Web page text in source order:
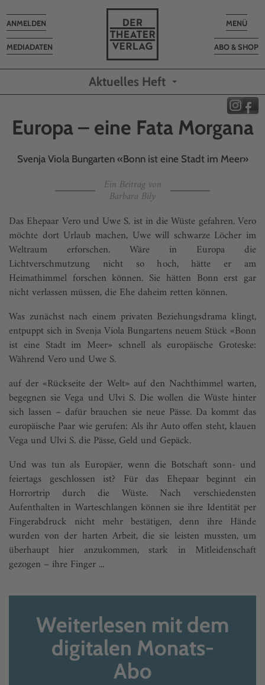
Toggle
MENÜ
ABO & SHOP
MEDIADATEN
Toggle
navigation
ANMELDEN
Aktuelles Heft
Europa – eine Fata Morgana
Svenja Viola Bungarten «Bonn ist eine Stadt im Meer»
Ein Beitrag von
Barbara Bily
Das Ehepaar Vero und Uwe S. ist in die Wüste gefahren. Vero
möchte dort Urlaub machen, Uwe will schwarze Löcher im
Weltraum erforschen. Wäre in Europa die
Lichtverschmutzung nicht so hoch, hätte er am
Heimathimmel forschen können. Sie hätten Bonn erst gar
nicht verlassen müssen, die Ehe daheim retten können.
Was zunächst nach einem privaten Beziehungsdrama klingt,
entpuppt sich in Svenja Viola Bungartens neuem Stück «Bonn
ist eine Stadt im Meer» schnell als europäische Groteske:
Während Vero und Uwe S.
auf der «Rückseite der Welt» auf den Nachthimmel warten,
begegnen sie Vega und Ulvi S. Die wollen die Wüste hinter
sich lassen – dafür brauchen sie neue Pässe. Da kommt das
europäische Paar wie gerufen: Als ihr Auto offen steht, klauen
Vega und Ulvi S. die Pässe, Geld und Gepäck.
Und was tun als Europäer, wenn die Botschaft sonn- und
feiertags geschlossen ist? Für das Ehepaar beginnt ein
Horrortrip durch die Wüste. Nach verschiedensten
Aufenthalten in Warteschlangen können sie ihre Identität per
Fingerabdruck nicht mehr bestätigen, denn ihre Hände
wurden von der harten Arbeit, die sie leisten mussten, um
überhaupt hier anzukommen, stark in Mitleidenschaft
gezogen – ihre Finger ...
Weiterlesen mit dem
digitalen Monats-
Abo